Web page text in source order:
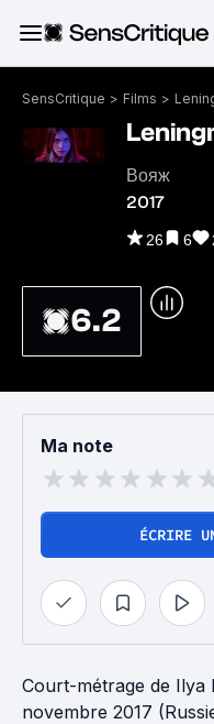
SensCritique > Films >
Вояж
2017
26 6
6.2
Ma note
ÉCRIRE
Court-métrage de Ilya
novembre 2017